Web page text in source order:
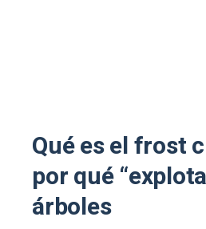
Qué es el frost
por qué
árboles